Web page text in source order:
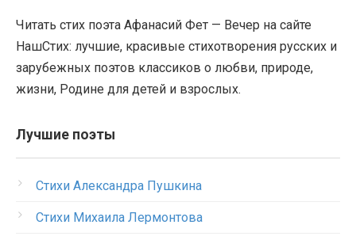
Читать стих поэта Афанасий Фет — Вечер на сайте
НашСтих: лучшие, красивые стихотворения русских и
зарубежных поэтов классиков о любви, природе,
жизни, Родине для детей и взрослых.
Лучшие поэты
Стихи Александра Пушкина
Стихи Михаила Лермонтова